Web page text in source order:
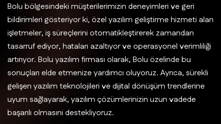
Bolu bölgesindeki müşterilerimizin deneyimleri ve geri
bildirimleri gösteriyor ki, özel yazılım geliştirme hizmeti alan
işletmeler, iş süreçlerini otomatikleştirerek zamandan
tasarruf ediyor, hataları azaltıyor ve operasyonel verimliliği
artırıyor. Bolu yazılım firması olarak, Bolu özelinde bu
sonuçları elde etmenize yardımcı oluyoruz. Ayrıca, sürekli
gelişen yazılım teknolojileri ve dijital dönüşüm trendlerine
uyum sağlayarak, yazılım çözümlerinizin uzun vadede
başarılı olmasını destekliyoruz.